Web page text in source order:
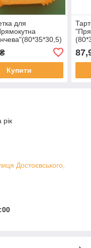
для
Купити
рік
Достоєвського,